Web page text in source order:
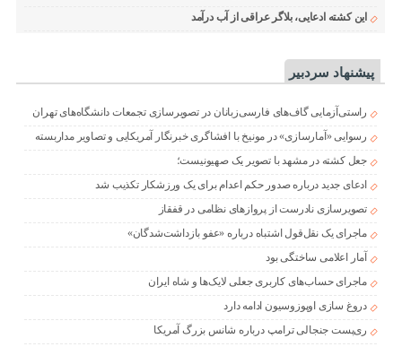
این کشته ادعایی، بلاگر عراقی از آب درآمد
پیشنهاد سردبیر
راستی‌آزمایی گاف‌های فارسی‌زبانان در تصویرسازی تجمعات دانشگاه‌های تهران
رسوایی «آمارسازی» در مونیخ با افشاگری خبرنگار آمریکایی و تصاویر مداربسته
جعل کشته در مشهد با تصویر یک صهیونیست؛
ادعای جدید درباره صدور حکم اعدام برای یک ورزشکار تکذیب شد
تصویرسازی نادرست از پروازهای نظامی در قفقاز
ماجرای یک نقل‌قول اشتباه درباره «عفو بازداشت‌شدگان»
آمار اعلامی ساختگی بود
ماجرای حساب‌های کاربری جعلی لایک‌ها و شاه ایران
دروغ سازی اوپوزوسیون ادامه دارد
ری‌پست جنجالی ترامپ درباره شانس بزرگ آمریکا